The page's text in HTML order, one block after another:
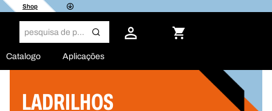
Shop
Catalogo Aplicações
LADRILHOS